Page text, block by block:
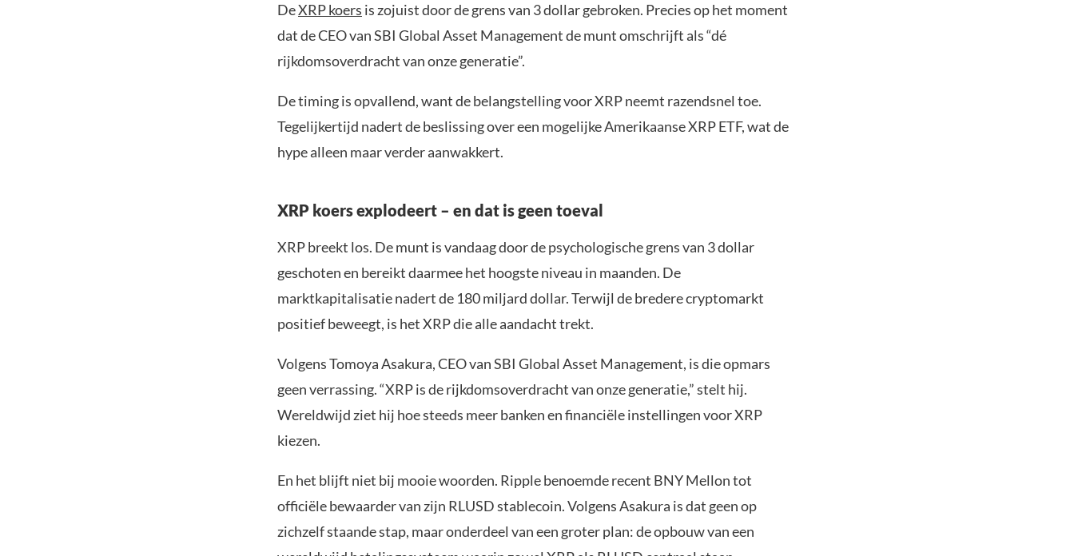
DeXRP koers is zojuist door de grens van 3 dollar gebroken. Precies op het moment
dat de CEO van SBI Global Asset Management de munt omschrijft als “dé
rijkdomsoverdracht van onze generatie”.
De timing is opvallend, want de belangstelling voor XRP neemt razendsnel toe.
Tegelijkertijd nadert de beslissing over een mogelijke Amerikaanse XRP ETF, wat de
hype alleen maar verder aanwakkert.
XRP koers explodeert – en dat is geen toeval
XRP breekt los. De munt is vandaag door de psychologische grens van 3 dollar
geschoten en bereikt daarmee het hoogste niveau in maanden. De
marktkapitalisatie nadert de 180 miljard dollar. Terwijl de bredere cryptomarkt
positief beweegt, is het XRP die alle aandacht trekt.
Volgens Tomoya Asakura, CEO van SBI Global Asset Management, is die opmars
geen verrassing. “XRP is de rijkdomsoverdracht van onze generatie,” stelt hij.
Wereldwijd ziet hij hoe steeds meer banken en financiële instellingen voor XRP
kiezen.
En het blijft niet bij mooie woorden. Ripple benoemde recent BNY Mellon tot
officiële bewaarder van zijn RLUSD stablecoin. Volgens Asakura is dat geen op
zichzelf staande stap, maar onderdeel van een groter plan: de opbouw van een